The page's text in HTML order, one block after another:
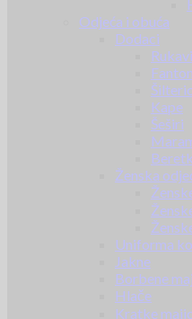
Odjeća i obuća
Dodaci
Kape
Šeširi
Ženska
Uniforma
Jakne
Borbene
Hlače
Kratke